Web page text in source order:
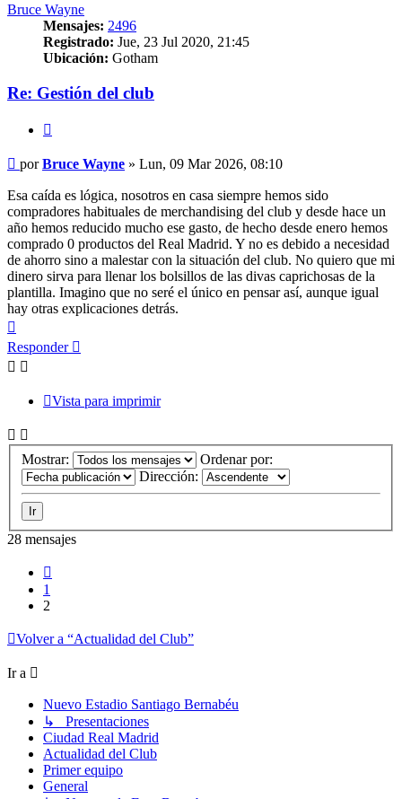
Bruce Wayne
Mensajes: 2496
Registrado: Jue, 23 Jul 2020, 21:45
Ubicación: Gotham
Re: Gestión del club
Mensaje
porBruce Wayne » Lun, 09 Mar 2026, 08:10
Esa caída es lógica, nosotros en casa siempre hemos sido
compradores habituales de merchandising del club y desde hace un
año hemos reducido mucho ese gasto, de hecho desde enero hemos
comprado 0 productos del Real Madrid. Y no es debido a necesidad
de ahorro sino a malestar con la situación del club. No quiero que mi
dinero sirva para llenar los bolsillos de las divas caprichosas de la
plantilla. Imagino que no seré el único en pensar así, aunque igual
hay otras explicaciones detrás.
Responder
Vista para imprimir
Mostrar:
Ordenar por:
Dirección:
28 mensajes
1
2
Volver a “Actualidad del Club”
Ir a
Nuevo Estadio Santiago Bernabéu
↳ Presentaciones
Ciudad Real Madrid
Actualidad del Club
Primer equipo
General